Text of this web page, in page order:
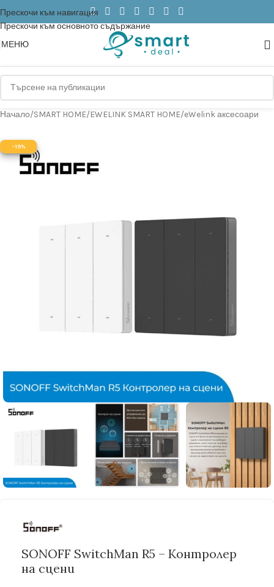
Прескочи към навигация
Прескочи към основното съдържание
МЕНЮ
Начало/SMART HOME/EWELINK SMART HOME/eWelink аксесоари
-19%
SONOFF SwitchMan R5 – Контролер
на сцени